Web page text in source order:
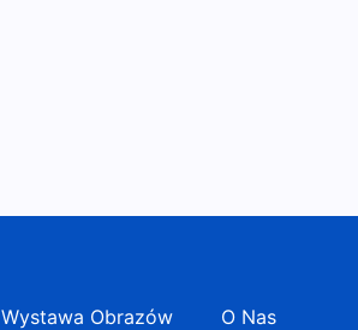
Wystawa Obrazów O Nas